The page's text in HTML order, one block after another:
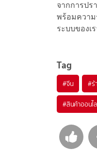
จากการปร
พร้อมความ
ระบบของเ
Tag
#จีน #ร้
#สินค้าออนไ